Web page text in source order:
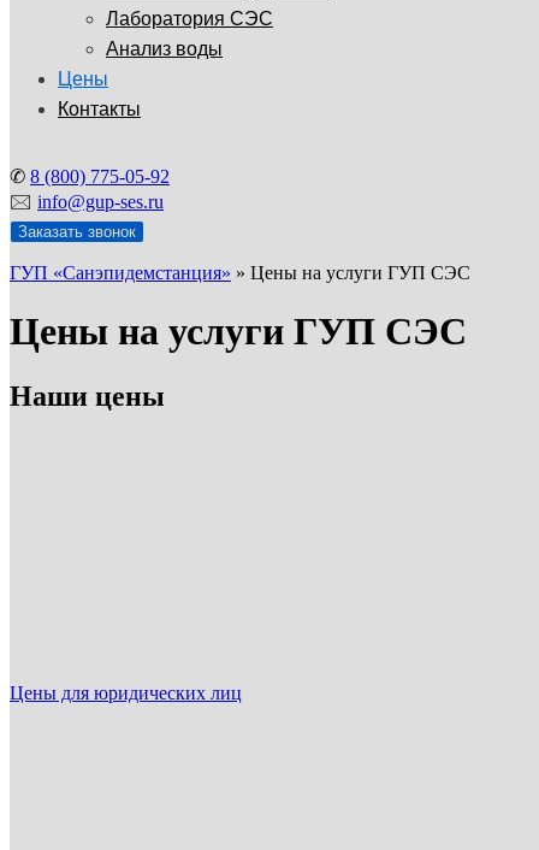
Лаборатория СЭС
Анализ воды
Цены
Контакты
✆ 8 (800) 775-05-92
🖂 info@gup-ses.ru
Заказать звонок
ГУП «Санэпидемстанция» » Цены на услуги ГУП СЭС
Цены на услуги ГУП СЭС
Наши цены
Цены для юридических лиц